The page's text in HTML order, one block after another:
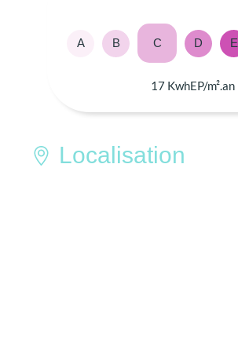
A B C D E
17 KwhEP/m².an
Localisation